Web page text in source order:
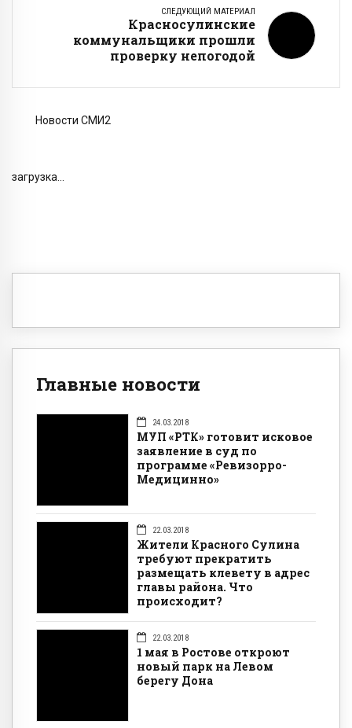
СЛЕДУЮЩИЙ МАТЕРИАЛ
Красносулинские
коммунальщики прошли
проверку непогодой
Новости СМИ2
загрузка...
Главные новости
24.03.2018
МУП «РТК» готовит исковое
заявление в суд по
программе «Ревизорро-
Медицинно»
22.03.2018
Жители Красного Сулина
требуют прекратить
размещать клевету в адрес
главы района. Что
происходит?
22.03.2018
1 мая в Ростове откроют
новый парк на Левом
берегу Дона